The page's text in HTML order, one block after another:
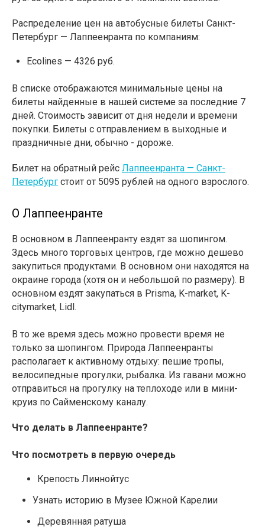
Распределение цен на автобусные билеты Санкт-
Петербург — Лаппеенранта по компаниям:
Ecolines — 4326 руб.
В списке отображаются минимальные цены на
билеты найденные в нашей системе за последние 7
дней. Стоимость зависит от дня недели и времени
покупки. Билеты с отправлением в выходные и
праздничные дни, обычно - дороже.
Билет на обратный рейс Лаппеенранта — Санкт-
Петербург стоит от 5095 рублей на одного взрослого.
О Лаппеенранте
В основном в Лаппеенранту ездят за шопингом.
Здесь много торговых центров, где можно дешево
закупиться продуктами. В основном они находятся на
окраине города (хотя он и небольшой по размеру). В
основном ездят закупаться в Prisma, K-market, K-
citymarket, Lidl.
В то же время здесь можно провести время не
только за шопингом. Природа Лаппеенранты
располагает к активному отдыху: пешие тропы,
велосипедные прогулки, рыбалка. Из гавани можно
отправиться на прогулку на теплоходе или в мини-
круиз по Сайменскому каналу.
Что делать в Лаппеенранте?
Что посмотреть в первую очередь
Крепость Линнойтус
Узнать историю в Музее Южной Карелии
Деревянная ратуша